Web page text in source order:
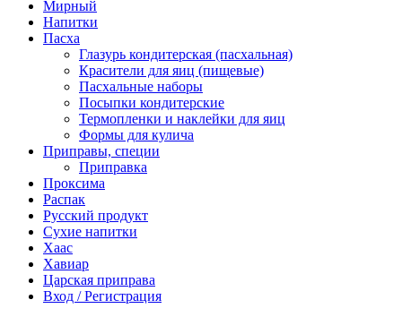
Мирный
Напитки
Пасха
Глазурь кондитерская (пасхальная)
Красители для яиц (пищевые)
Пасхальные наборы
Посыпки кондитерские
Термопленки и наклейки для яиц
Формы для кулича
Приправы, специи
Приправка
Проксима
Распак
Русский продукт
Сухие напитки
Хаас
Хавиар
Царская приправа
Вход / Регистрация